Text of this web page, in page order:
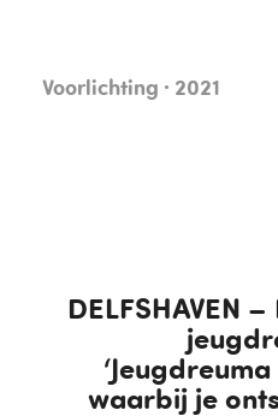
Voorlichting · 2021
DELFSHAVEN –
waarbij je